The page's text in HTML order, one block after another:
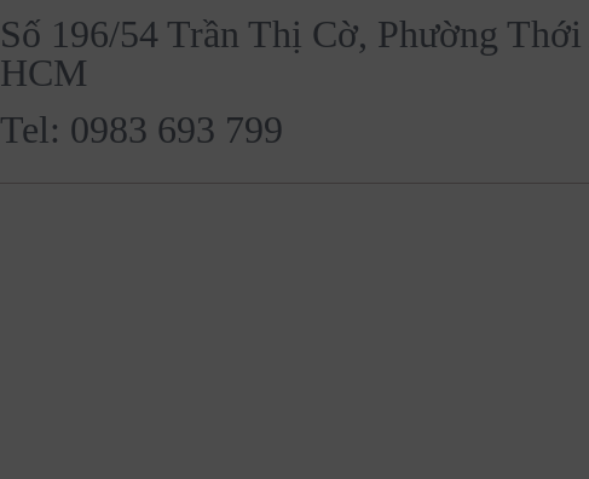
Số 196/54 Trần Thị Cờ, Phường Thới
HCM
Tel: 0983 693 799